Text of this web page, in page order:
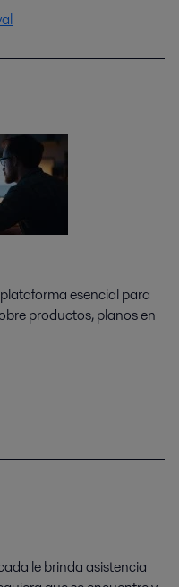
esencial para
productos, planos en
le brinda asistencia